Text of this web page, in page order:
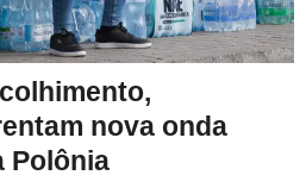
nova onda
Polônia